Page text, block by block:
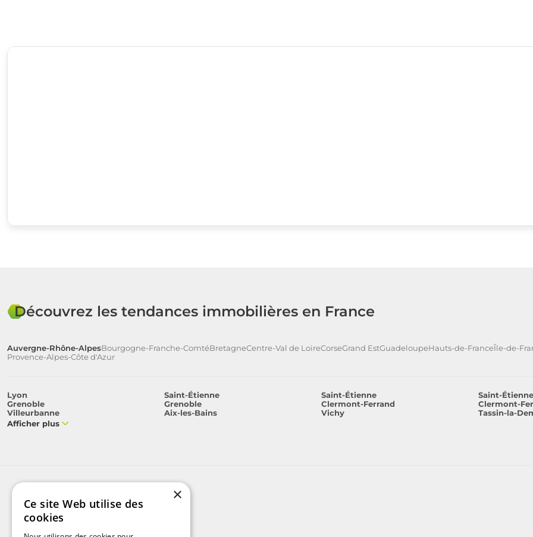
Découvrez les tendances immobilières en France
Auvergne-Rhône-AlpesBourgogne-Franche-ComtéBretagneCentre-Val de LoireCorseGrand EstGuadeloupeHauts-de-FranceÎle-de-
Provence-Alpes-Côte d'Azur
Lyon Saint-Étienne Saint-Étienne
Saint-
Grenoble
Grenoble Clermont-Ferrand
Clermont-
Villeurbanne
Aix-les-Bains Vichy
Tassin-la-
Afficher plus
×
Ce site Web utilise des
cookies